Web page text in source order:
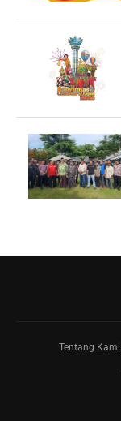
Tentang Kami